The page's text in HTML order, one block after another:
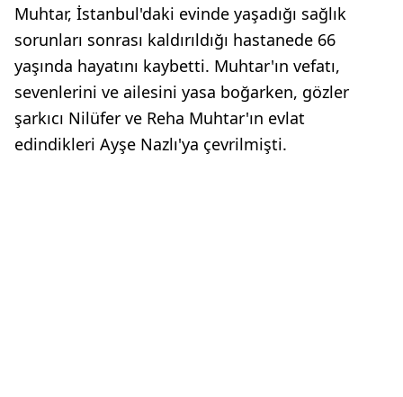
Muhtar, İstanbul'daki evinde yaşadığı sağlık
sorunları sonrası kaldırıldığı hastanede 66
yaşında hayatını kaybetti. Muhtar'ın vefatı,
sevenlerini ve ailesini yasa boğarken, gözler
şarkıcı Nilüfer ve Reha Muhtar'ın evlat
edindikleri Ayşe Nazlı'ya çevrilmişti.